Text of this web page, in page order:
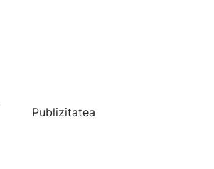
Publizitatea